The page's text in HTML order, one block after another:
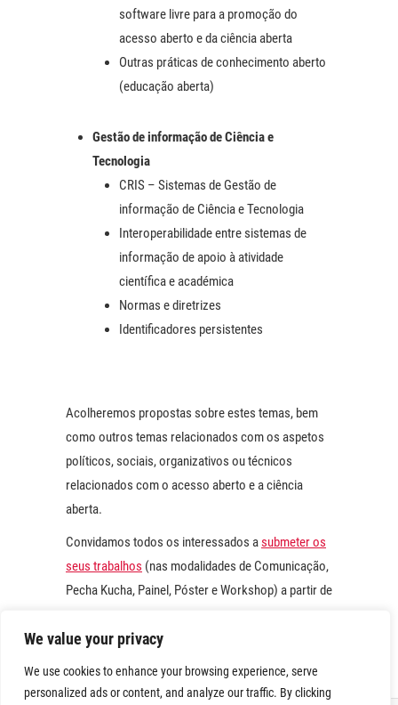
We value your privacy
We use cookies to enhance your browsing experience, serve
personalized ads or content, and analyze our traffic. By clicking
software livre para a promoção do
acesso aberto e da ciência aberta
Outras práticas de conhecimento aberto
(educação aberta)
Gestão de informação de Ciência e
Tecnologia
CRIS – Sistemas de Gestão de
informação de Ciência e Tecnologia
Interoperabilidade entre sistemas de
informação de apoio à atividade
científica e académica
Normas e diretrizes
Identificadores persistentes
Acolheremos propostas sobre estes temas, bem
como outros temas relacionados com os aspetos
políticos, sociais, organizativos ou técnicos
relacionados com o acesso aberto e a ciência
aberta.
Convidamos todos os interessados asubmeter os
seus trabalhos (nas modalidades de Comunicação,
Pecha Kucha, Painel, Póster e Workshop) a partir de